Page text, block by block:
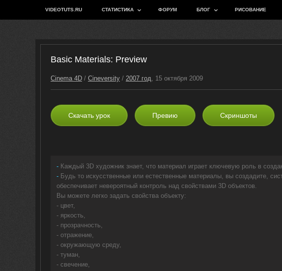
VIDEOTUTS.RU СТАТИСТИКА ФОРУМ БЛОГ РИСОВАНИЕ
Basic Materials: Preview
Cinema 4D / Cineversity / 2007 год, 15 октября 2009
Скачать урок Превию Скриншоты
- Каждый 3D художник знает, что материал играет ключевую роль в
- Будь то искусственные или естественные материалы, вы создадите,
обеспечивает невероятный контроль над свойствами 3D объектов.
Вы можете легко задать свойства объекту:
- цвет,
- яркость,
- прозрачность,
- отражение,
- окружающую среду,
- туман,
- свечение,